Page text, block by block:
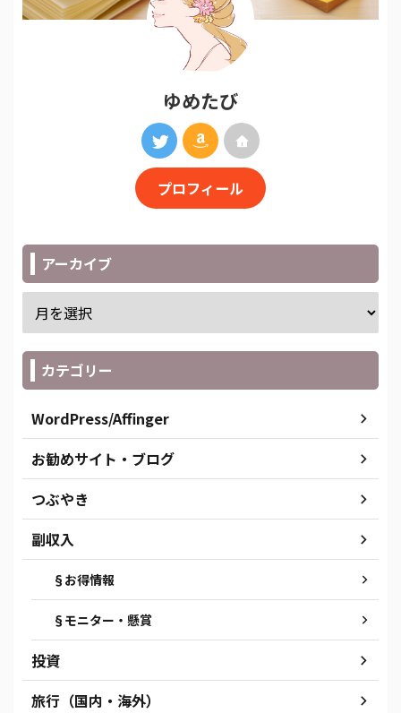
ゆめたび
プロフィール
アーカイブ
カテゴリー
WordPress/Affinger
お勧めサイト・ブログ
つぶやき
副収入
§お得情報
§モニター・懸賞
投資
旅行（国内・海外）